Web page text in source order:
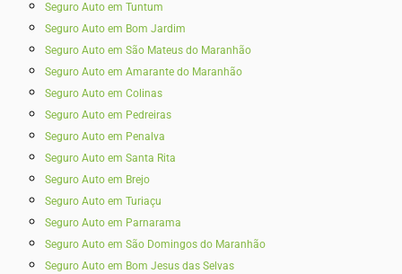
Seguro Auto em Tuntum
Seguro Auto em Bom Jardim
Seguro Auto em São Mateus do Maranhão
Seguro Auto em Amarante do Maranhão
Seguro Auto em Colinas
Seguro Auto em Pedreiras
Seguro Auto em Penalva
Seguro Auto em Santa Rita
Seguro Auto em Brejo
Seguro Auto em Turiaçu
Seguro Auto em Parnarama
Seguro Auto em São Domingos do Maranhão
Seguro Auto em Bom Jesus das Selvas